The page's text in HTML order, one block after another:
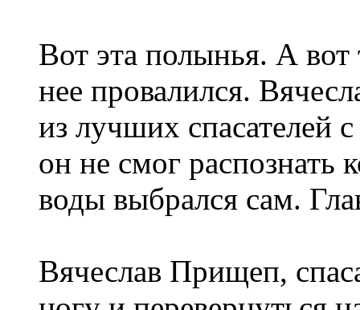
Вот эта полынья. А
нее провалился.
из лучших спасателей
он не смог распознать
воды выбрался сам.
Вячеслав Прищеп,